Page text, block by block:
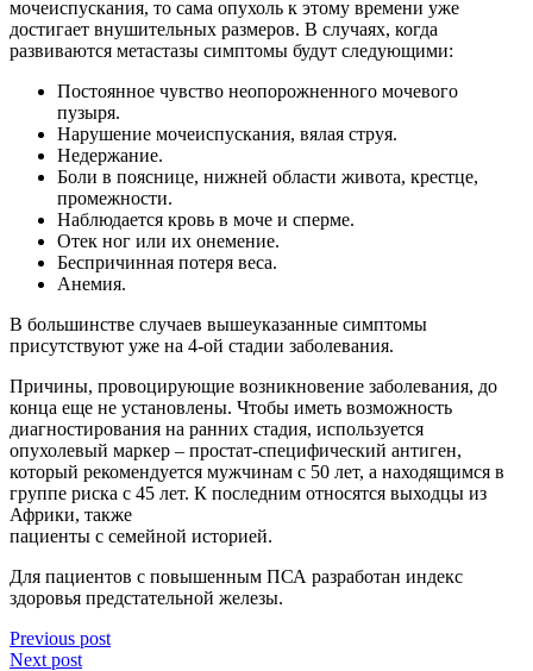
мочеиспускания, то сама опухоль к этому времени уже
достигает внушительных размеров. В случаях, когда
развиваются метастазы симптомы будут следующими:
Постоянное чувство неопорожненного мочевого
пузыря.
Нарушение мочеиспускания, вялая струя.
Недержание.
Боли в пояснице, нижней области живота, крестце,
промежности.
Наблюдается кровь в моче и сперме.
Отек ног или их онемение.
Беспричинная потеря веса.
Анемия.
В большинстве случаев вышеуказанные симптомы
присутствуют уже на 4-ой стадии заболевания.
Причины, провоцирующие возникновение заболевания, до
конца еще не установлены. Чтобы иметь возможность
диагностирования на ранних стадия, используется
опухолевый маркер – простат-специфический антиген,
который рекомендуется мужчинам с 50 лет, а находящимся в
группе риска с 45 лет. К последним относятся выходцы из
Африки, также
пациенты с семейной историей.
Для пациентов с повышенным ПСА разработан индекс
здоровья предстательной железы.
Previous post
Next post